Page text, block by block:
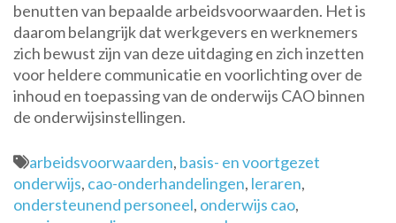
benutten van bepaalde arbeidsvoorwaarden. Het is
daarom belangrijk dat werkgevers en werknemers
zich bewust zijn van deze uitdaging en zich inzetten
voor heldere communicatie en voorlichting over de
inhoud en toepassing van de onderwijs CAO binnen
de onderwijsinstellingen.
arbeidsvoorwaarden, basis- en voortgezet
onderwijs, cao-onderhandelingen, leraren,
ondersteunend personeel, onderwijs cao,